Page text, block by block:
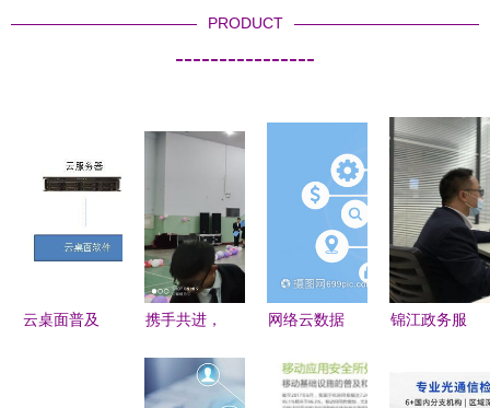
PRODUCT
----------------
云桌面普及
携手共进，
——软件与
网络云数据
咨询服务
锦江政务服
拼 信息技